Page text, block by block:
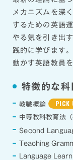
メカニズムを深
するための英語
やる気を引き出
践的に学びます
動かす英語教員
特徴的な科
教職概論 PICK
中等教科教育法（
Second
Teaching
Language